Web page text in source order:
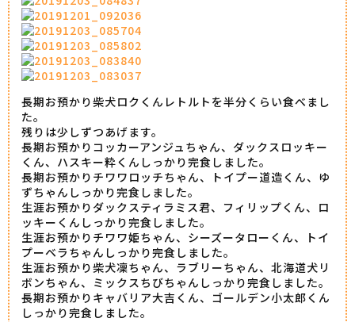
長期お預かり柴犬ロクくんレトルトを半分くらい食べまし
た。
残りは少しずつあげます。
長期お預かりコッカーアンジュちゃん、ダックスロッキー
くん、ハスキー粋くんしっかり完食しました。
長期お預かりチワワロッチちゃん、トイプー道造くん、ゆ
ずちゃんしっかり完食しました。
生涯お預かりダックスティラミス君、フィリップくん、ロ
ッキーくんしっかり完食しました。
生涯お預かりチワワ姫ちゃん、シーズータローくん、トイ
プーベラちゃんしっかり完食しました。
生涯お預かり柴犬凜ちゃん、ラブリーちゃん、北海道犬リ
ボンちゃん、ミックスちびちゃんしっかり完食しました。
長期お預かりキャバリア大吉くん、ゴールデン小太郎くん
しっかり完食しました。